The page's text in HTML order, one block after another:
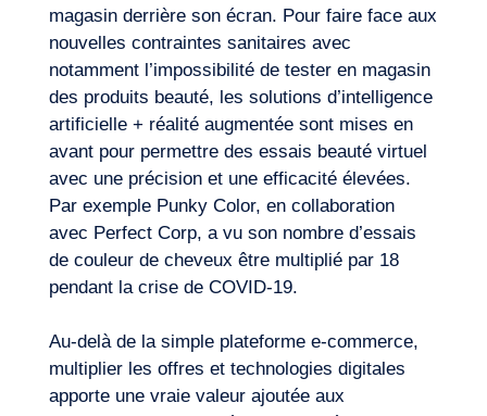
Envie d’embarquer ?
magasin derrière son écran. Pour faire face aux
nouvelles contraintes sanitaires avec
notamment l’impossibilité de tester en magasin
des produits beauté, les solutions d’intelligence
artificielle + réalité augmentée sont mises en
avant pour permettre des essais beauté virtuel
avec une précision et une efficacité élevées.
Par exemple Punky Color, en collaboration
avec Perfect Corp, a vu son nombre d’essais
de couleur de cheveux être multiplié par 18
pendant la crise de COVID-19.
Au-delà de la simple plateforme e-commerce,
multiplier les offres et technologies digitales
apporte une vraie valeur ajoutée aux